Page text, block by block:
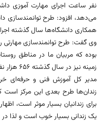
می‌دهد، افزود: طرح توانمندسازی
همکاری دانشگاه‌ها سال گذشته
وی گفت: طرح توانمندسازی مهارتی
بوده که مربیان ما در مناطق
زمینه نیز در سال گذشته 656 هزار نفر ساعت آموزش ارائه شده است.
مدیر کل آموزش فنی و حرفه‌ای
زندان‌ها طرح بعدی این مرکز
برای زندانیان بسیار موثر است،
یک زندانی بسیار خوب است و لذا در